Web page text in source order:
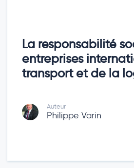
La responsabilité
entreprises
transport et de la
Auteur
Philippe Varin